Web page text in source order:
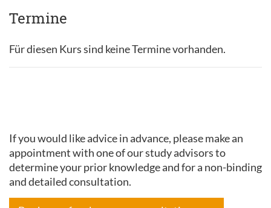
Termine
Für diesen Kurs sind keine Termine vorhanden.
If you would like advice in advance, please make an
appointment with one of our study advisors to
determine your prior knowledge and for a non-binding
and detailed consultation.